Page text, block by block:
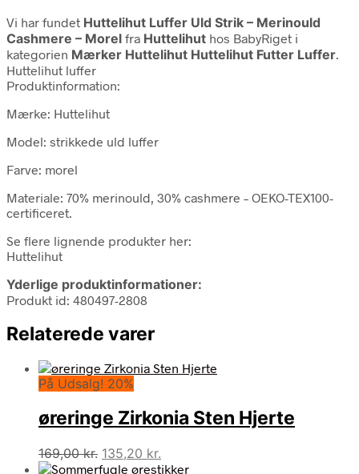
Vi har fundet Huttelihut Luffer Uld Strik – Merinould
Cashmere – Morel fra Huttelihut hos BabyRiget i
kategorien Mærker Huttelihut Huttelihut Futter Luffer.
Huttelihut luffer
Produktinformation:
Mærke: Huttelihut
Model: strikkede uld luffer
Farve: morel
Materiale: 70% merinould, 30% cashmere – OEKO-TEX100-
certificeret.
Se flere lignende produkter her:
Huttelihut
Yderlige produktinformationer:
Produkt id: 480497-2808
Relaterede varer
På Udsalg! 20%
øreringe Zirkonia Sten Hjerte
169,00kr. Den
oprindelige
135,20 kr.
aktuelle